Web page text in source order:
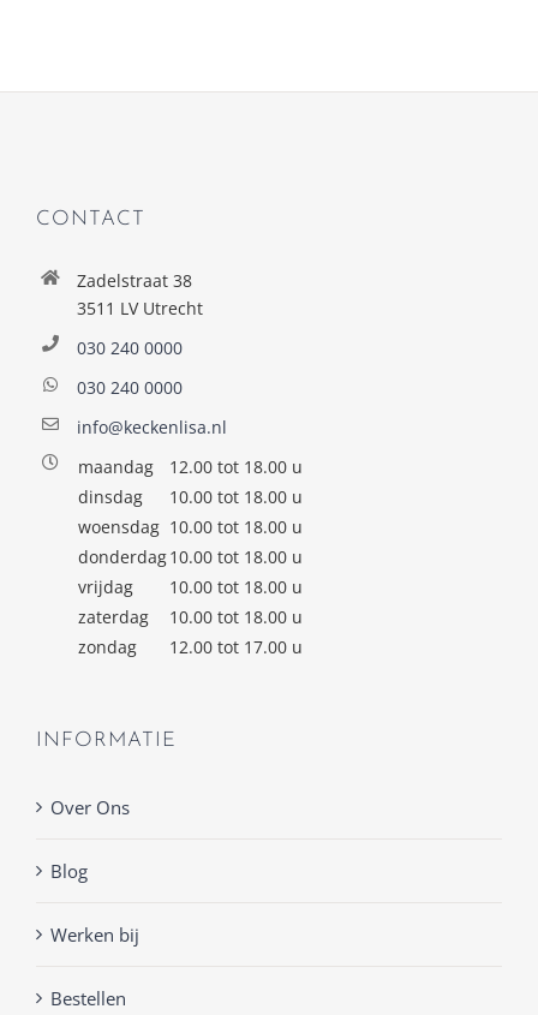
CONTACT
Zadelstraat 38
3511 LV Utrecht
030 240 0000
030 240 0000
info@keckenlisa.nl
maandag
12.00 tot 18.00 u
dinsdag
10.00 tot 18.00 u
woensdag 10.00 tot 18.00 u
donderdag10.00 tot 18.00 u
vrijdag
10.00 tot 18.00 u
zaterdag
10.00 tot 18.00 u
zondag
12.00 tot 17.00 u
INFORMATIE
Over Ons
Blog
Werken bij
Bestellen